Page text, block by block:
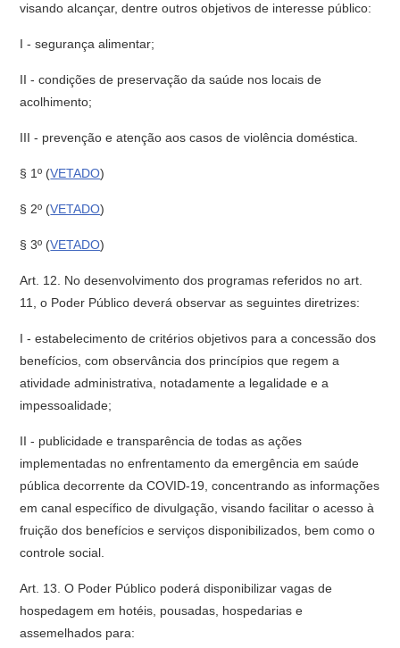
visando alcançar, dentre outros objetivos de interesse público:
I - segurança alimentar;
II - condições de preservação da saúde nos locais de
acolhimento;
III - prevenção e atenção aos casos de violência doméstica.
§ 1º (VETADO)
§ 2º (VETADO)
§ 3º (VETADO)
Art. 12. No desenvolvimento dos programas referidos no art.
11, o Poder Público deverá observar as seguintes diretrizes:
I - estabelecimento de critérios objetivos para a concessão dos
benefícios, com observância dos princípios que regem a
atividade administrativa, notadamente a legalidade e a
impessoalidade;
II - publicidade e transparência de todas as ações
implementadas no enfrentamento da emergência em saúde
pública decorrente da COVID-19, concentrando as informações
em canal específico de divulgação, visando facilitar o acesso à
fruição dos benefícios e serviços disponibilizados, bem como o
controle social.
Art. 13. O Poder Público poderá disponibilizar vagas de
hospedagem em hotéis, pousadas, hospedarias e
assemelhados para: